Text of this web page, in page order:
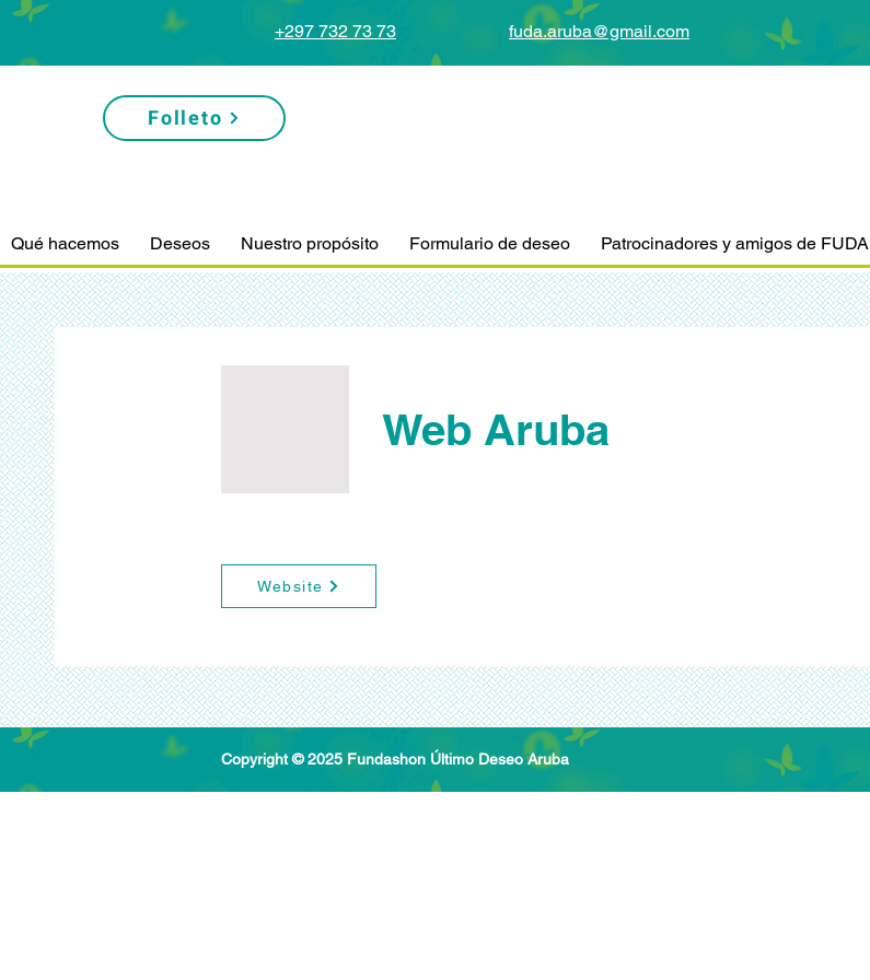
+297 732 73 73 fuda.aruba@gmail.com
Folleto
Qué hacemos Deseos Nuestro propósito Formulario de deseo Patrocinadores y amigos de FUDA
Web Aruba
Website
Copyright © 2025 Fundashon Último Deseo Aruba